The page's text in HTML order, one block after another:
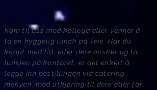
Kom til oss med kollega eller venner å
ta en hyggelig lunch på Teie. Har du
knapt med tid, eller dere ønsker og ta
lunsjen på kontoret, er det enkelt å
legge inn bestillingen via catering
menyen, med utkjøring til dere eller for